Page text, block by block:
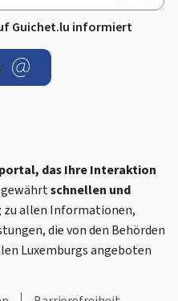
Guichet.lu informiert
das Ihre Interaktion
gewährtschnellen und
zu allen Informationen,
die von den Behörden
Luxemburgs angeboten